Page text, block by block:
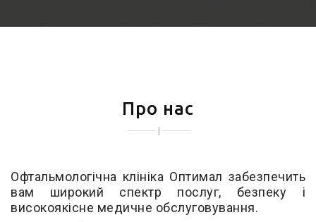
Про нас
Офтальмологічна клініка Оптимал забезпечить
вам широкий спектр послуг, безпеку і
високоякісне медичне обслуговування.